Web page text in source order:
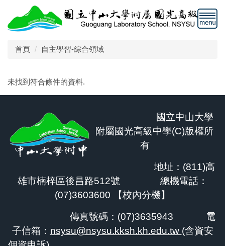
到
主
首頁 自主學習-綜合領域
未找到符合條件的資料.
國立中山大學
附屬國光高級中學(C)版權所
有
地址：(811)高
雄市楠梓區後昌路512號 總機電話：
(07)3603600 【校內分機】
傳真號碼：(07)3635943
電
子信箱： nsysu@nsysu.kksh.kh.edu.tw (含資安